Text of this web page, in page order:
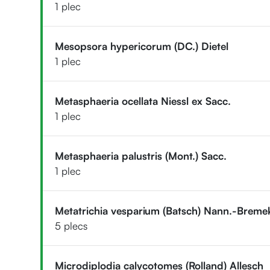
1 plec
Mesopsora hypericorum (DC.) Dietel
1 plec
Metasphaeria ocellata Niessl ex Sacc.
1 plec
Metasphaeria palustris (Mont.) Sacc.
1 plec
Metatrichia vesparium (Batsch) Nann.-
5 plecs
Microdiplodia calycotomes (Rolland) Allesch